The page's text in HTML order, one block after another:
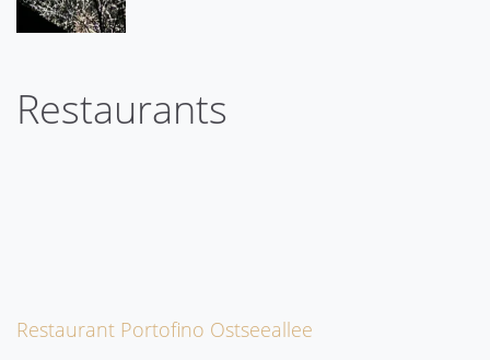
Restaurants
Restaurant Portofino Ostseeallee